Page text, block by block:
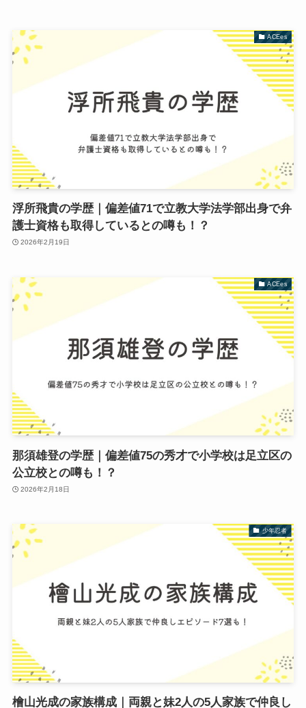
ACEes
浮所飛貴の学歴｜偏差値71で立教大学法学部出身で弁
護士資格も取得しているとの噂も！？
2026年2月19日
ACEes
那須雄登の学歴｜偏差値75の秀才で小学校は足立区の
公立校との噂も！？
2026年2月18日
少年忍者
檜山光成の家族構成｜両親と妹2人の5人家族で仲良し